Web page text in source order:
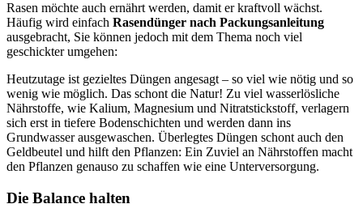
Rasen möchte auch ernährt werden, damit er kraftvoll wächst.
Häufig wird einfach Rasendünger nach Packungsanleitung
ausgebracht, Sie können jedoch mit dem Thema noch viel
geschickter umgehen:
Heutzutage ist gezieltes Düngen angesagt – so viel wie nötig und so
wenig wie möglich. Das schont die Natur! Zu viel wasserlösliche
Nährstoffe, wie Kalium, Magnesium und Nitratstickstoff, verlagern
sich erst in tiefere Bodenschichten und werden dann ins
Grundwasser ausgewaschen. Überlegtes Düngen schont auch den
Geldbeutel und hilft den Pflanzen: Ein Zuviel an Nährstoffen macht
den Pflanzen genauso zu schaffen wie eine Unterversorgung.
Die Balance halten